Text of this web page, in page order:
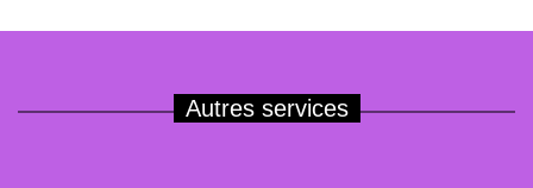
Autres services